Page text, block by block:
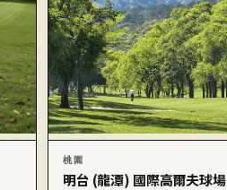
桃園
明台 (龍潭) 國際高爾夫球場